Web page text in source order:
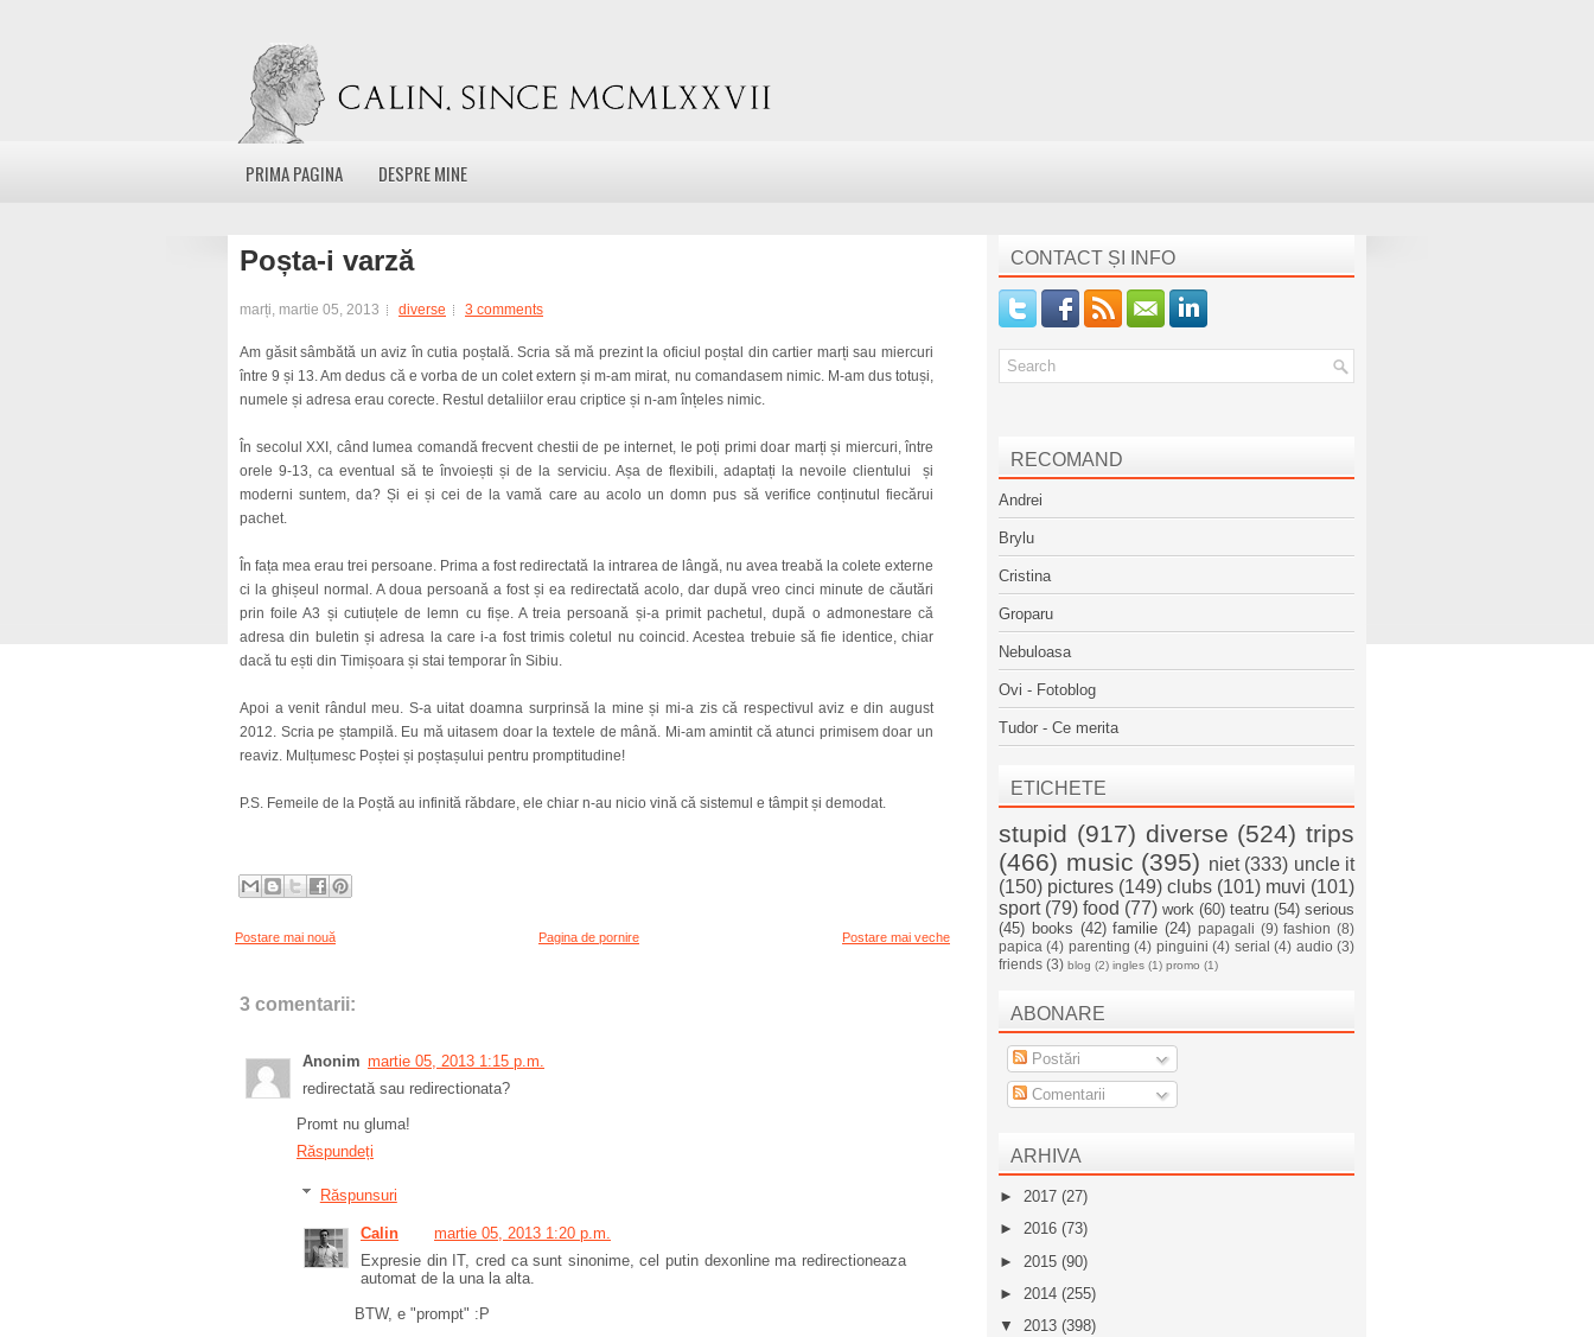
PRIMA PAGINA DESPRE MINE
Poșta-i varză
marți, martie 05, 2013 diverse 3 comments
Am găsit sâmbătă un aviz în cutia poștală. Scria să mă prezint la oficiul poștal din cartier marți sau miercuri
între 9 și 13. Am dedus că e vorba de un colet extern și m-am mirat, nu comandasem nimic. M-am dus totuși,
numele și adresa erau corecte. Restul detaliilor erau criptice și n-am înțeles nimic.
În secolul XXI, când lumea comandă frecvent chestii de pe internet, le poți primi doar marți și miercuri, între
orele 9-13, ca eventual să te învoiești și de la serviciu. Așa de flexibili, adaptați la nevoile clientului și
moderni suntem, da? Și ei și cei de la vamă care au acolo un domn pus să verifice conținutul fiecărui
pachet.
În fața mea erau trei persoane. Prima a fost redirectată la intrarea de lângă, nu avea treabă la colete externe
ci la ghișeul normal. A doua persoană a fost și ea redirectată acolo, dar după vreo cinci minute de căutări
prin foile A3 și cutiuțele de lemn cu fișe. A treia persoană și-a primit pachetul, după o admonestare că
adresa din buletin și adresa la care i-a fost trimis coletul nu coincid. Acestea trebuie să fie identice, chiar
dacă tu ești din Timișoara și stai temporar în Sibiu.
Apoi a venit rândul meu. S-a uitat doamna surprinsă la mine și mi-a zis că respectivul aviz e din august
2012. Scria pe ștampilă. Eu mă uitasem doar la textele de mână. Mi-am amintit că atunci primisem doar un
reaviz. Mulțumesc Poștei și poștașului pentru promptitudine!
P.S. Femeile de la Poștă au infinită răbdare, ele chiar n-au nicio vină că sistemul e tâmpit și demodat.
Postare mai nouă Postare mai veche
Pagina de pornire
3 comentarii:
Anonim martie 05, 2013 1:15 p.m.
redirectată sau redirectionata?
Promt nu gluma!
Răspundeți
Răspunsuri
Calin
martie 05, 2013 1:20 p.m.
Expresie din IT, cred ca sunt sinonime, cel putin dexonline ma redirectioneaza
automat de la una la alta.
BTW, e "prompt" :P
CONTACT ȘI INFO
RECOMAND
Andrei
Brylu
Cristina
Groparu
Nebuloasa
Ovi - Fotoblog
Tudor - Ce merita
ETICHETE
stupid (917) diverse (524) trips
(466) music (395) niet (333) uncle it
(150) pictures (149) clubs (101) muvi (101)
sport (79) food (77) work (60) teatru (54) serious
(45) books (42) familie (24) papagali (9) fashion (8)
papica (4) parenting (4) pinguini (4) serial (4) audio (3)
friends (3) blog (2) ingles (1) promo (1)
ABONARE
Postări
Comentarii
ARHIVA
► 2017 (27)
► 2016 (73)
► 2015 (90)
► 2014 (255)
▼ 2013 (398)